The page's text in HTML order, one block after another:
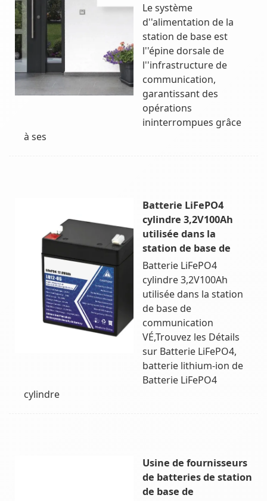
Le système
d''alimentation de la
station de base est
l''épine dorsale de
l''infrastructure de
communication,
garantissant des
opérations
ininterrompues grâce
à ses
Batterie LiFePO4
cylindre 3,2V100Ah
utilisée dans la
station de base de
Batterie LiFePO4
cylindre 3,2V100Ah
utilisée dans la station
de base de
communication
VÉ,Trouvez les Détails
sur Batterie LiFePO4,
batterie lithium-ion de
Batterie LiFePO4
cylindre
Usine de fournisseurs
de batteries de station
de base de